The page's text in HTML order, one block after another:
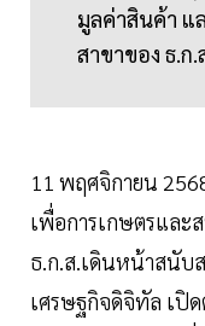
มูลค่าสินค้า แ
สาขาของ ธ.ก
11 พฤศจิกายน
เพื่อการเกษตรและ
ธ.ก.ส.เดินหน้าสนับ
เศรษฐกิจดิจิทัล เปิด